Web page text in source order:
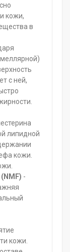
кожи,
в
с ней,
липидной
кожи.
-
кожи.